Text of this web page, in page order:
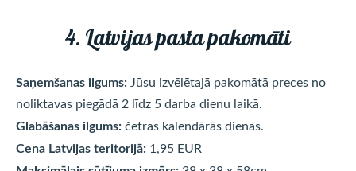
4. Latvijas pasta pakomāti
Saņemšanas ilgums:Jūsu izvēlētajā pakomātā preces no
noliktavas piegādā 2 līdz 5 darba dienu laikā.
Glabāšanas ilgums:četras kalendārās dienas.
Cena Latvijas teritorijā: 1,95 EUR